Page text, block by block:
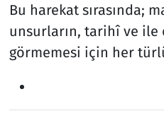
Bu harekat sırasında;
unsurların, tarihî ve ile
görmemesi için her